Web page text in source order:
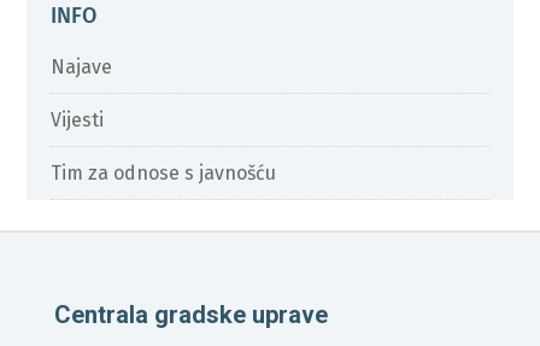
INFO
Najave
Vijesti
Tim za odnose s javnošću
Centrala gradske uprave